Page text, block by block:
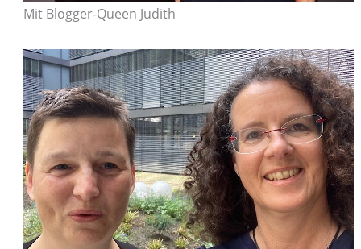
Mit Blogger-Queen Judith